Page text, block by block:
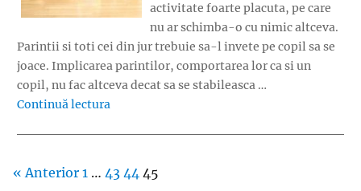
activitate foarte placuta, pe care
nu ar schimba-o cu nimic altceva.
Parintii si toti cei din jur trebuie sa-l invete pe copil sa se
joace. Implicarea parintilor, comportarea lor ca si un
copil, nu fac altceva decat sa se stabileasca …
Continuă lectura
« Anterior 1 … 43 44 45